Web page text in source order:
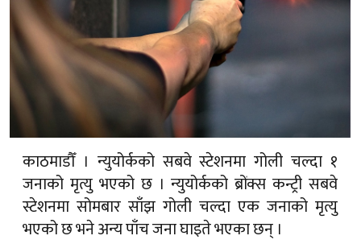
काठमाडौँ । न्युयोर्कको सबवे स्टेशनमा गोली चल्दा १
जनाको मृत्यु भएको छ । न्युयोर्कको ब्रोंक्स कन्ट्री सबवे
स्टेशनमा सोमबार साँझ गोली चल्दा एक जनाको मृत्यु
भएको छ भने अन्य पाँच जना घाइते भएका छन् ।